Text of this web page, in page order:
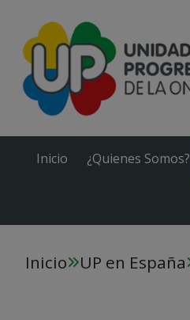
Inicio ¿Quienes Somos?
Inicio UP en España